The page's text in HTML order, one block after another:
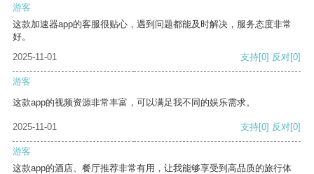
游客
这款加速器app的客服很贴心，遇到问题都能及时解决，服务态度非常
好。
2025-11-01
支持[0] 反对[0]
游客
这款app的视频资源非常丰富，可以满足我不同的娱乐需求。
2025-11-01 支持[0] 反对[0]
游客
这款app的酒店、餐厅推荐非常有用，让我能够享受到高品质的旅行体